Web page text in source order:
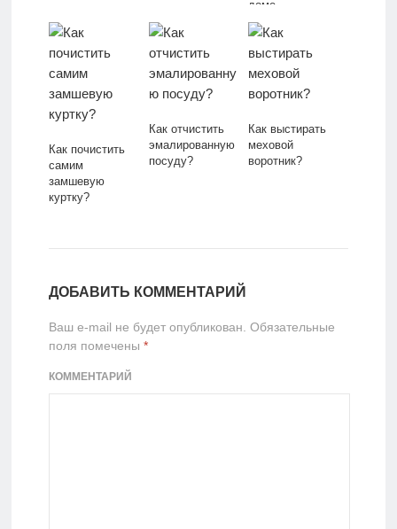
доме
Как почистить
самим
замшевую
куртку?
Как отчистить
эмалированную
посуду?
Как выстирать
меховой
воротник?
ДОБАВИТЬ КОММЕНТАРИЙ
Ваш e-mail не будет опубликован. Обязательные
поля помечены *
КОММЕНТАРИЙ